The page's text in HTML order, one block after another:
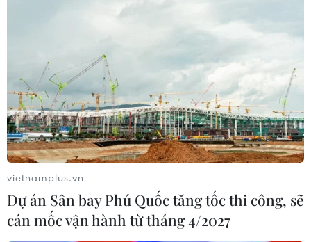
vietnamplus.vn
Dự án Sân bay Phú Quốc tăng tốc thi công, sẽ
cán mốc vận hành từ tháng 4/2027